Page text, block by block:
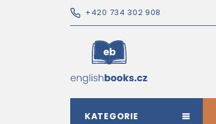
+420 734 302 908
KATEGORIE